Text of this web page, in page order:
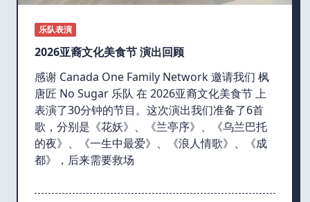
乐队表演
2026亚裔文化美食节 演出回顾
感谢 Canada One Family Network 邀请我们 枫
唐匠 No Sugar 乐队 在 2026亚裔文化美食节 上
表演了30分钟的节目。这次演出我们准备了6首
歌，分别是《花妖》、《兰亭序》、《乌兰巴托
的夜》、《一生中最爱》、《浪人情歌》、《成
都》，后来需要救场